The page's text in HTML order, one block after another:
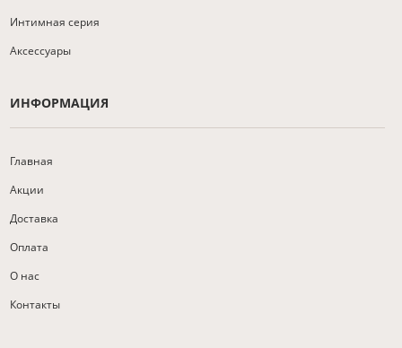
Интимная серия
Аксессуары
ИНФОРМАЦИЯ
Главная
Акции
Доставка
Оплата
О нас
Контакты